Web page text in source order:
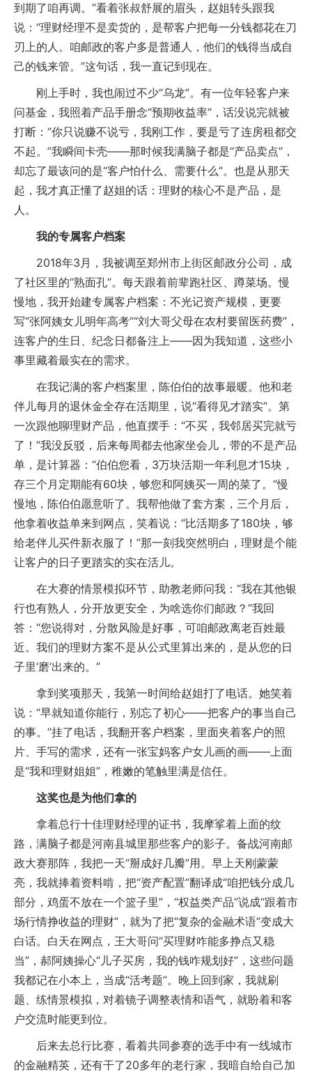
到期了咱再调。”看着张叔舒展的眉头，赵姐转头跟我
说：“理财经理不是卖货的，是帮客户把每一分钱都花在刀
刃上的人。咱邮政的客户多是普通人，他们的钱得当成自
己的钱来管。”这句话，我一直记到现在。
刚上手时，我也闹过不少“乌龙”。有一位年轻客户来
问基金，我照着产品手册念“预期收益率”，话没说完就被
打断：“你只说赚不说亏，我刚工作，要是亏了连房租都交
不起。”我瞬间卡壳——那时候我满脑子都是“产品卖点”，
却忘了最该问的是“客户怕什么、需要什么”。也是从那天
起，我才真正懂了赵姐的话：理财的核心不是产品，是
人。
我的专属客户档案
2018年3月，我被调至郑州市上街区邮政分公司，成
了社区里的“熟面孔”。每天跟着前辈跑社区、蹲菜场。慢
慢地，我开始建专属客户档案：不光记资产规模，更要
写“张阿姨女儿明年高考”“刘大哥父母在农村要留医药费”，
连客户的生日、纪念日都备注上——因为我知道，这些小
事里藏着最实在的需求。
在我记满的客户档案里，陈伯伯的故事最暖。他和老
伴儿每月的退休金全存在活期里，说“看得见才踏实”。第
一次跟他聊理财产品，他直摆手：“不买，我邻居买完就亏
了！”我没反驳，后来每周都去他家坐会儿，带的不是产品
单，是计算器：“伯伯您看，3万块活期一年利息才15块，
存三个月定期能有60块，够您和阿姨买一周的菜了。”慢
慢地，陈伯伯愿意听了。我帮他做了套方案，三个月后，
他拿着收益单来到网点，笑着说：“比活期多了180块，够
给老伴儿买件新衣服了！”那一刻我突然明白，理财是个能
让客户的日子更踏实的实在活儿。
在大赛的情景模拟环节，助教老师问我：“我在其他银
行也有熟人，分开放更安全，为啥选你们邮政？”我回
答：“您说得对，分散风险是好事，可咱邮政离老百姓最
近。我们的理财方案不是从公式里算出来的，是从您的日
子里‘磨’出来的。”
拿到奖项那天，我第一时间给赵姐打了电话。她笑着
说：“早就知道你能行，别忘了初心——把客户的事当自己
的事。”挂了电话，我翻开客户档案，里面夹着客户的照
片、手写的需求，还有一张宝妈客户女儿画的画——上面
是“我和理财姐姐”，稚嫩的笔触里满是信任。
这奖也是为他们拿的
拿着总行十佳理财经理的证书，我摩挲着上面的纹
路，满脑子都是河南县城里那些客户的影子。备战河南邮
政大赛那阵，我把一天“掰成好几瓣”用。早上天刚蒙蒙
亮，我就捧着资料啃，把“资产配置”翻译成“咱把钱分成几
部分，鸡蛋不放在一个篮子里”，“权益类产品”说成“跟着市
场行情挣收益的理财”，就为了把“复杂的金融术语”变成大
白话。白天在网点，王大哥问“买理财咋能多挣点又稳
当”，郝阿姨操心“儿子买房，我的钱咋规划好”，这些问题
我都记在小本上，当成“活考题”。晚上回到家，我就刷
题、练情景模拟，对着镜子调整表情和语气，就盼着和客
户交流时能更到位。
后来去总行比赛，看着共同参赛的选手中有一线城市
的金融精英，还有干了20多年的老行家，我暗自给自己加